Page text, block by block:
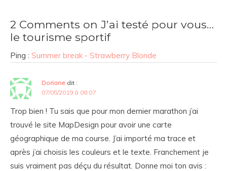
2 Comments on J’ai testé pour vous…
le tourisme sportif
Ping : Summer break - Strawberry Blonde
Doriane dit :
07/05/2019 à 08:07
Trop bien ! Tu sais que pour mon dernier marathon j’ai
trouvé le site MapDesign pour avoir une carte
géographique de ma course. J’ai importé ma trace et
après j’ai choisis les couleurs et le texte. Franchement je
suis vraiment pas déçu du résultat. Donne moi ton avis :